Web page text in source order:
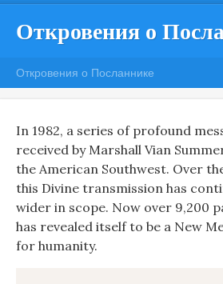
Откровения о
Откровения о Посланнике
In 1982, a series of profound
received by Marshall Vian
the American Southwest. Over
this Divine transmission has
wider in scope. Now over 9,200
has revealed itself to be a New
for humanity.